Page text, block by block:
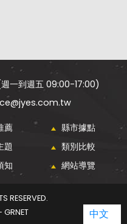
一到週五 09:00-17:00)
薦
縣市據點
題
類別比較
知 網站導覽
RESERVED.
GRNET
中文